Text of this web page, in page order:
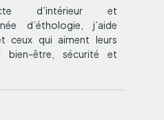
d’intérieur et
d’éthologie, j’aide
ceux qui aiment leurs
bien-être, sécurité et